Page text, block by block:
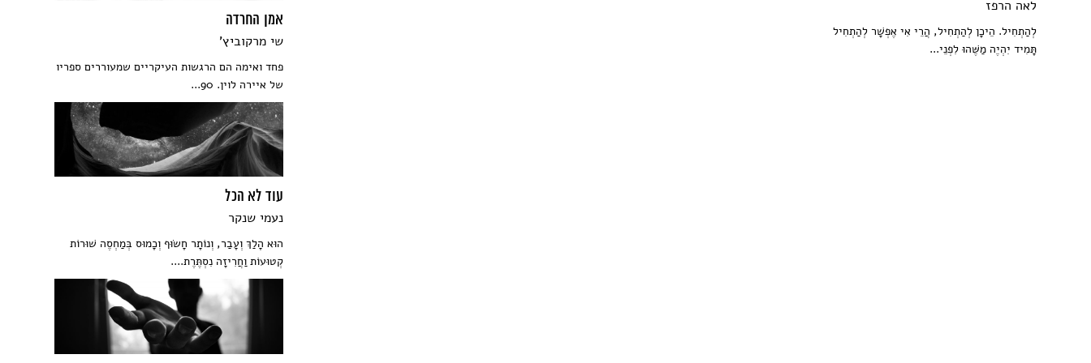
אמן החרדה
שי מרקוביץ'
פחד ואימה הם הרגשות העיקריים שמעוררים ספריו
של איירה לוין. 90...
עוד לא הכל
נעמי שנקר
הוּא הָלַךְ וְעָבַר, וְנוֹתָר חָשׂוּף וְכָמוּס בְּמַחְסֶה שׁוּרוֹת
קְטוּעוֹת וַחֲרִיזָה נִסְתֶּרֶת....
לאה הרפז
לְהַתְחִיל. הֵיכָן לְהַתְחִיל, הֲרֵי אִי אֶפְשָׁר לְהַתְחִיל
תָּמִיד יִהְיֶה מַשֶּׁהוּ לִפְנֵי...